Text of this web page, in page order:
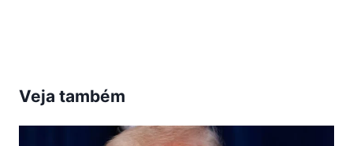
Veja também